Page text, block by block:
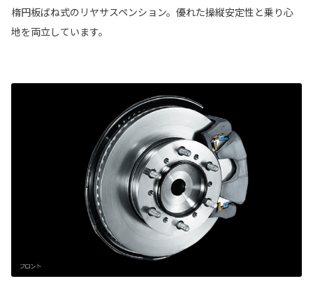
楕円板ばね式のリヤサスペンション。優れた操縦安定性と乗り心
地を両立しています。